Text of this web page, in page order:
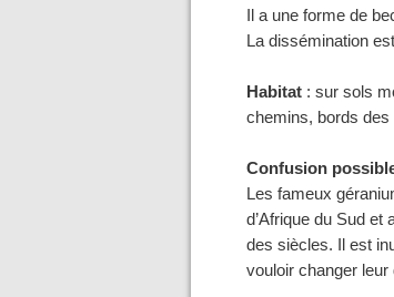
Il a une forme de
La dissémination
Habitat : sur sols
chemins, bords des
Confusion
Les fameux
d’Afrique du Sud
des siècles. Il est
vouloir changer leur